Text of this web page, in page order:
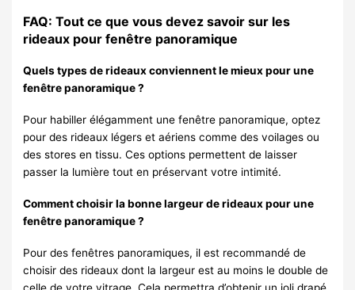
FAQ: Tout ce que vous devez savoir sur les
rideaux pour fenêtre panoramique
Quels types de rideaux conviennent le mieux pour une
fenêtre panoramique ?
Pour habiller élégamment une fenêtre panoramique, optez
pour des rideaux légers et aériens comme des voilages ou
des stores en tissu. Ces options permettent de laisser
passer la lumière tout en préservant votre intimité.
Comment choisir la bonne largeur de rideaux pour une
fenêtre panoramique ?
Pour des fenêtres panoramiques, il est recommandé de
choisir des rideaux dont la largeur est au moins le double de